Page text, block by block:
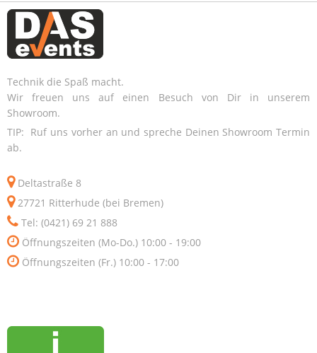
Technik die Spaß macht.
Wir freuen uns auf einen Besuch von Dir in unserem
Showroom.
TIP: Ruf uns vorher an und spreche Deinen Showroom Termin
ab.
Deltastraße 8
27721 Ritterhude (bei Bremen)
Tel: (0421) 69 21 888
Öffnungszeiten (Mo-Do.) 10:00 - 19:00
Öffnungszeiten (Fr.) 10:00 - 17:00